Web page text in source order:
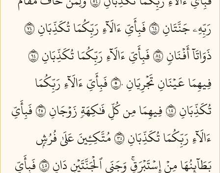
رَبِّهِۦ جَنَّتَانِ ٤٦
فَبِأَيِّ ءَالَآءِ رَبِّكُمَا تُكَذِّبَانِ ٤٧
ذَوَاتَآ أَفۡنَانٖ ٤٨
فَبِأَيِّ ءَالَآءِ رَبِّكُمَا تُكَذِّبَانِ ٤٩
فِيهِمَا عَيۡنَانِ تَجۡرِيَانِ ٥٠
فَبِأَيِّ ءَالَآءِ رَبِّكُمَا
تُكَذِّبَانِ ٥١
فِيهِمَا مِن كُلِّ فَٰكِهَةٖ زَوۡجَانِ ٥٢
فَبِأَيِّ
ءَالَآءِ رَبِّكُمَا تُكَذِّبَانِ ٥٣
مُتَّكِـِٔينَ عَلَىٰ فُرُشِۭ
بَطَآئِنُهَا مِنۡ إِسۡتَبۡرَقٖۚ وَجَنَى ٱلۡجَنَّتَيۡنِ دَانٖ ٥٤
فَبِأَيِّ